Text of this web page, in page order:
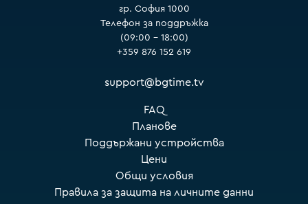
гр. София 1000
Телефон за поддръжка
(09:00 – 18:00)
+359 876 152 619
support@bgtime.tv
FAQ
Планове
Поддържани устройства
Цени
Общи условия
Правила за защита на личните данни